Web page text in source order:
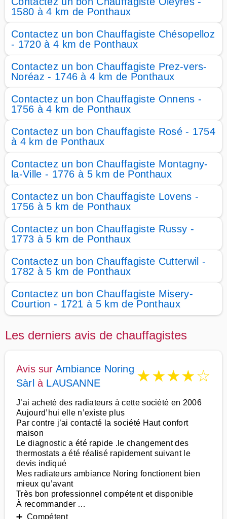
1580 à 4 km de Ponthaux
Contactez un bon Chauffagiste Chésopelloz
- 1720 à 4 km de Ponthaux
Contactez un bon Chauffagiste Prez-vers-
Noréaz - 1746 à 4 km de Ponthaux
Contactez un bon Chauffagiste Onnens -
1756 à 4 km de Ponthaux
Contactez un bon Chauffagiste Rosé - 1754
à 4 km de Ponthaux
Contactez un bon Chauffagiste Montagny-
la-Ville - 1776 à 5 km de Ponthaux
Contactez un bon Chauffagiste Lovens -
1756 à 5 km de Ponthaux
Contactez un bon Chauffagiste Russy -
1773 à 5 km de Ponthaux
Contactez un bon Chauffagiste Cutterwil -
1782 à 5 km de Ponthaux
Contactez un bon Chauffagiste Misery-
Courtion - 1721 à 5 km de Ponthaux
Les derniers avis de chauffagistes
Avis sur Ambiance Noring
Sàrl à LAUSANNE ★★★★☆
J’ai acheté des radiateurs à cette société en 2006
Aujourd’hui elle n’existe plus
Par contre j’ai contacté la société Haut confort
maison
Le diagnostic a été rapide .le changement des
thermostats a été réalisé rapidement suivant le
devis indiqué
Mes radiateurs ambiance Noring fonctionent bien
mieux qu’avant
Très bon professionnel compétent et disponible
À recommander …
➕ Compétent